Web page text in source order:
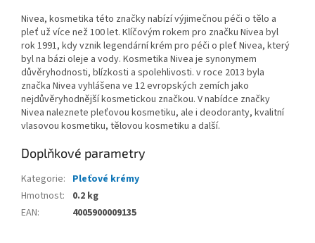
Nivea, kosmetika této značky nabízí výjimečnou péči o tělo a
pleť už více než 100 let. Klíčovým rokem pro značku Nivea byl
rok 1991, kdy vznik legendární krém pro péči o pleť Nivea, který
byl na bázi oleje a vody. Kosmetika Nivea je synonymem
důvěryhodnosti, blízkosti a spolehlivosti. v roce 2013 byla
značka Nivea vyhlášena ve 12 evropských zemích jako
nejdůvěryhodnější kosmetickou značkou. V nabídce značky
Nivea naleznete pleťovou kosmetiku, ale i deodoranty, kvalitní
vlasovou kosmetiku, tělovou kosmetiku a další.
Doplňkové parametry
Kategorie: Pleťové krémy
Hmotnost:
0.2 kg
EAN: 4005900009135